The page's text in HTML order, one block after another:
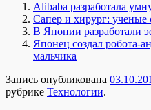
Alibaba разработала
Сапер и хирург: ученые
В Японии разработали
Японец создал робота-
мальчика
Запись опубликована
рубрике Технологии.